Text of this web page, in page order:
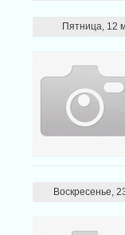
Пятница, 12
Воскресенье,